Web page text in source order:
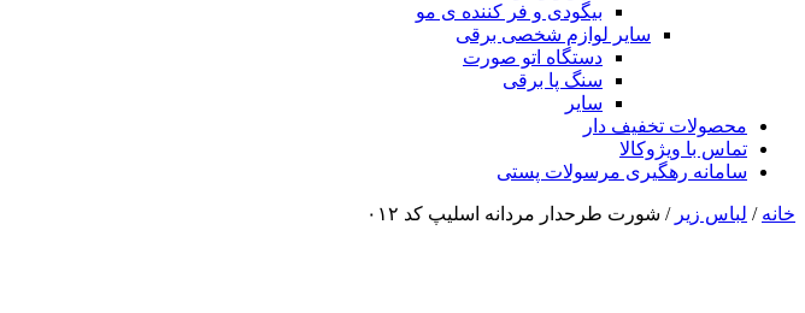
بیگودی و فر کننده ی مو
سایر لوازم شخصی برقی
دستگاه اتو صورت
سنگ پا برقی
سایر
محصولات تخفیف دار
تماس با ویژوکالا
سامانه رهگیری مرسولات پستی
خانه / لباس زیر / شورت طرحدار مردانه اسلیپ کد ۰۱۲